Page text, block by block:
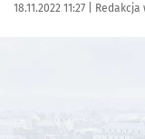
Data publikacji:
18.11.2022 11:27 | Autor: